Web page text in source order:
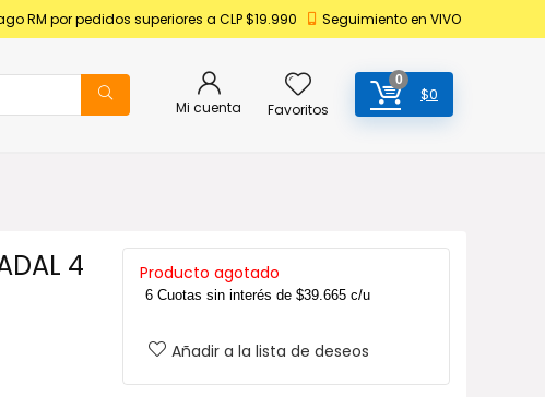
RM por pedidos superiores a CLP $19.990 Seguimiento en VIVO
Mi cuenta Favoritos
0
$0
4
Producto agotado
6 Cuotas sin interés de $39.665 c/u
Añadir a la lista de deseos